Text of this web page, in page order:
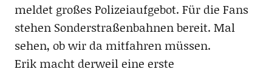
meldet großes Polizeiaufgebot. Für die Fans
stehen Sonderstraßenbahnen bereit. Mal
sehen, ob wir da mitfahren müssen.
Erik macht derweil eine erste